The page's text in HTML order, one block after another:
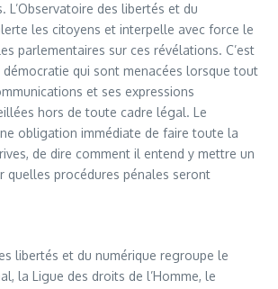
L’Observatoire des libertés et du
les citoyens et interpelle avec force le
parlementaires sur ces révélations. C’est
démocratie qui sont menacées lorsque tout
et ses expressions
hors de toute cadre légal. Le
obligation immédiate de faire toute la
de dire comment il entend y mettre un
quelles procédures pénales seront
libertés et du numérique regroupe le
la Ligue des droits de l’Homme, le